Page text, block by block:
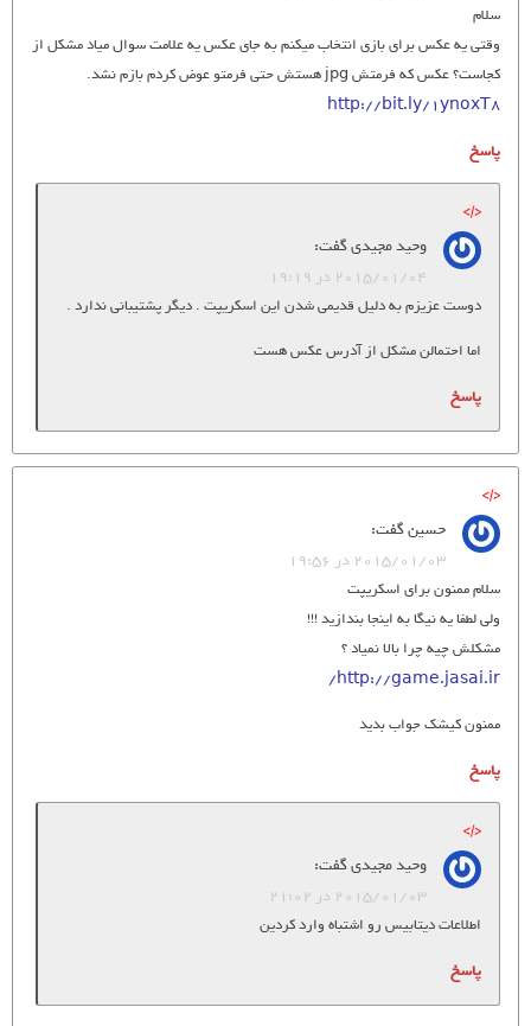
سلام
وقتی یه عکس برای بازی انتخاب میکنم به جای عکس یه علامت سوال میاد مشکل از
کجاست؟ عکس که فرمتش jpg هستش حتی فرمتو عوض کردم بازم نشد.
http://bit.ly/1ynoxT8
پاسخ
وحید مجیدیگفت:
2015/01/04 در 19:19
دوست عزیزم به دلیل قدیمی شدن این اسکریپت . دیگر پشتیبانی ندارد .
اما احتمالن مشکل از آدرس عکس هست
پاسخ
حسینگفت:
2015/01/03 در 19:56
سلام ممنون برای اسکریپت
ولی لطفا یه نیگا به اینجا بندازید !!!
مشکلش چیه چرا بالا نمیاد ؟
http://game.jasai.ir/
ممنون کیشک جواب بدید
پاسخ
وحید مجیدیگفت:
2015/01/03 در 21:02
اطلاعات دیتابیس رو اشتباه وارد کردین
پاسخ